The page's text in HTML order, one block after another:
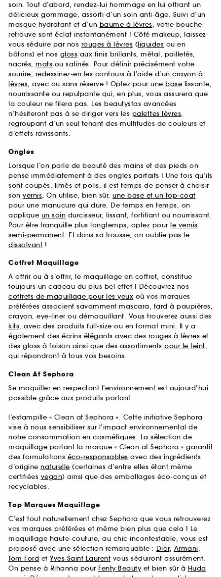
soin. Tout d’abord, rendez-lui hommage en lui offrant un
délicieux gommage, assorti d’un soin anti-âge. Suivi d’un
masque hydratant et d’un baume à lèvres, votre bouche
retrouve sont éclat instantanément ! Côté makeup, laissez-
vous séduire par nos rouges à lèvres (liquides ou en
bâtons) et nos gloss aux finis brillants, métal, pailletés,
nacrés, mats ou satinés. Pour définir précisément votre
sourire, redessinez-en les contours à l’aide d’un crayon à
lèvres, avec ou sans réserve ! Optez pour une base lissante,
nourrissante ou repulpante qui, en plus, vous assurera que
la couleur ne filera pas. Les beautystas avancées
n’hésiteront pas à se diriger vers les palettes lèvres,
regroupant d’un seul tenant des multitudes de couleurs et
d’effets ravissants.
Ongles
Lorsque l’on parle de beauté des mains et des pieds on
pense immédiatement à des ongles parfaits ! Une fois qu’ils
sont coupés, limés et polis, il est temps de penser à choisir
son vernis. On utilise, bien sûr, une base et un top-coat
pour une manucure qui dure. De temps en temps, on
applique un soin durcisseur, lissant, fortifiant ou nourrissant.
Pour être tranquille plus longtemps, optez pour le vernis
semi-permanent. Et dans sa trousse, on oublie pas le
dissolvant !
Coffret Maquillage
A offrir ou à s’offrir, le maquillage en coffret, constitue
toujours un cadeau du plus bel effet ! Découvrez nos
coffrets de maquillage pour les yeux où vos marques
préférées associent savamment mascara, fard à paupières,
crayon, eye-liner ou démaquillant. Vous trouverez aussi des
kits, avec des produits full-size ou en format mini. Il y a
également des écrins élégants avec des rouges à lèvres et
des gloss à foison ainsi que des assortiments pour le teint,
qui répondront à tous vos besoins.
Clean At Sephora
Se maquiller en respectant l’environnement est aujourd’hui
possible grâce aux produits portant
l’estampille « Clean at Sephora ». Cette initiative Sephora
vise à nous sensibiliser sur l’impact environnemental de
notre consommation en cosmétiques. La sélection de
maquillage portant la marque « Clean at Sephora » garantit
des formulations éco-responsables avec des ingrédients
d’origine naturelle (certaines d’entre elles étant même
certifiées vegan) ainsi que des emballages éco-conçus et
recyclables.
Top Marques Maquillage
C’est tout naturellement chez Sephora que vous retrouverez
vos marques préférées et même bien plus que cela ! Le
maquillage haute-couture, au chic incontestable, vous est
proposé avec une sélection remarquable : Dior, Armani,
Tom Ford et Yves Saint Laurent vous séduiront assurément.
On pense à Rihanna pour Fenty Beautyet bien sûr à Huda